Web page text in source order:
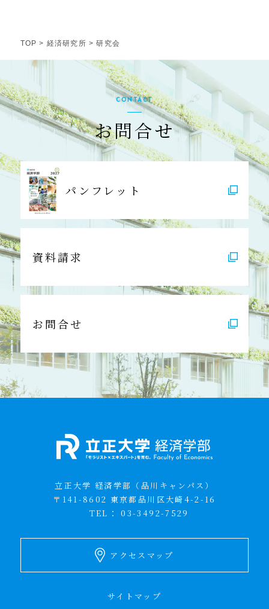
TOP > 経済研究所 > 研究会
CONTACT
お問合せ
パンフレット
資料請求
お問合せ
立正大学 経済学部（品川キャンパス）
〒141-8602 東京都品川区大崎4-2-16
TEL：03-3492-7529
アクセスマップ
サイトマップ